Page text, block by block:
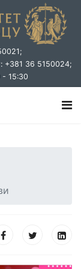
+381 36 5150024;
15:30